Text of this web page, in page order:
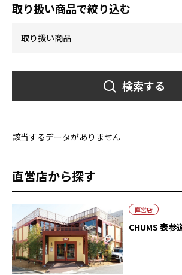
取り扱い商品で絞り込む
検索する
該当するデータがありません
直営店から探す
直営店
CHUMS 表参